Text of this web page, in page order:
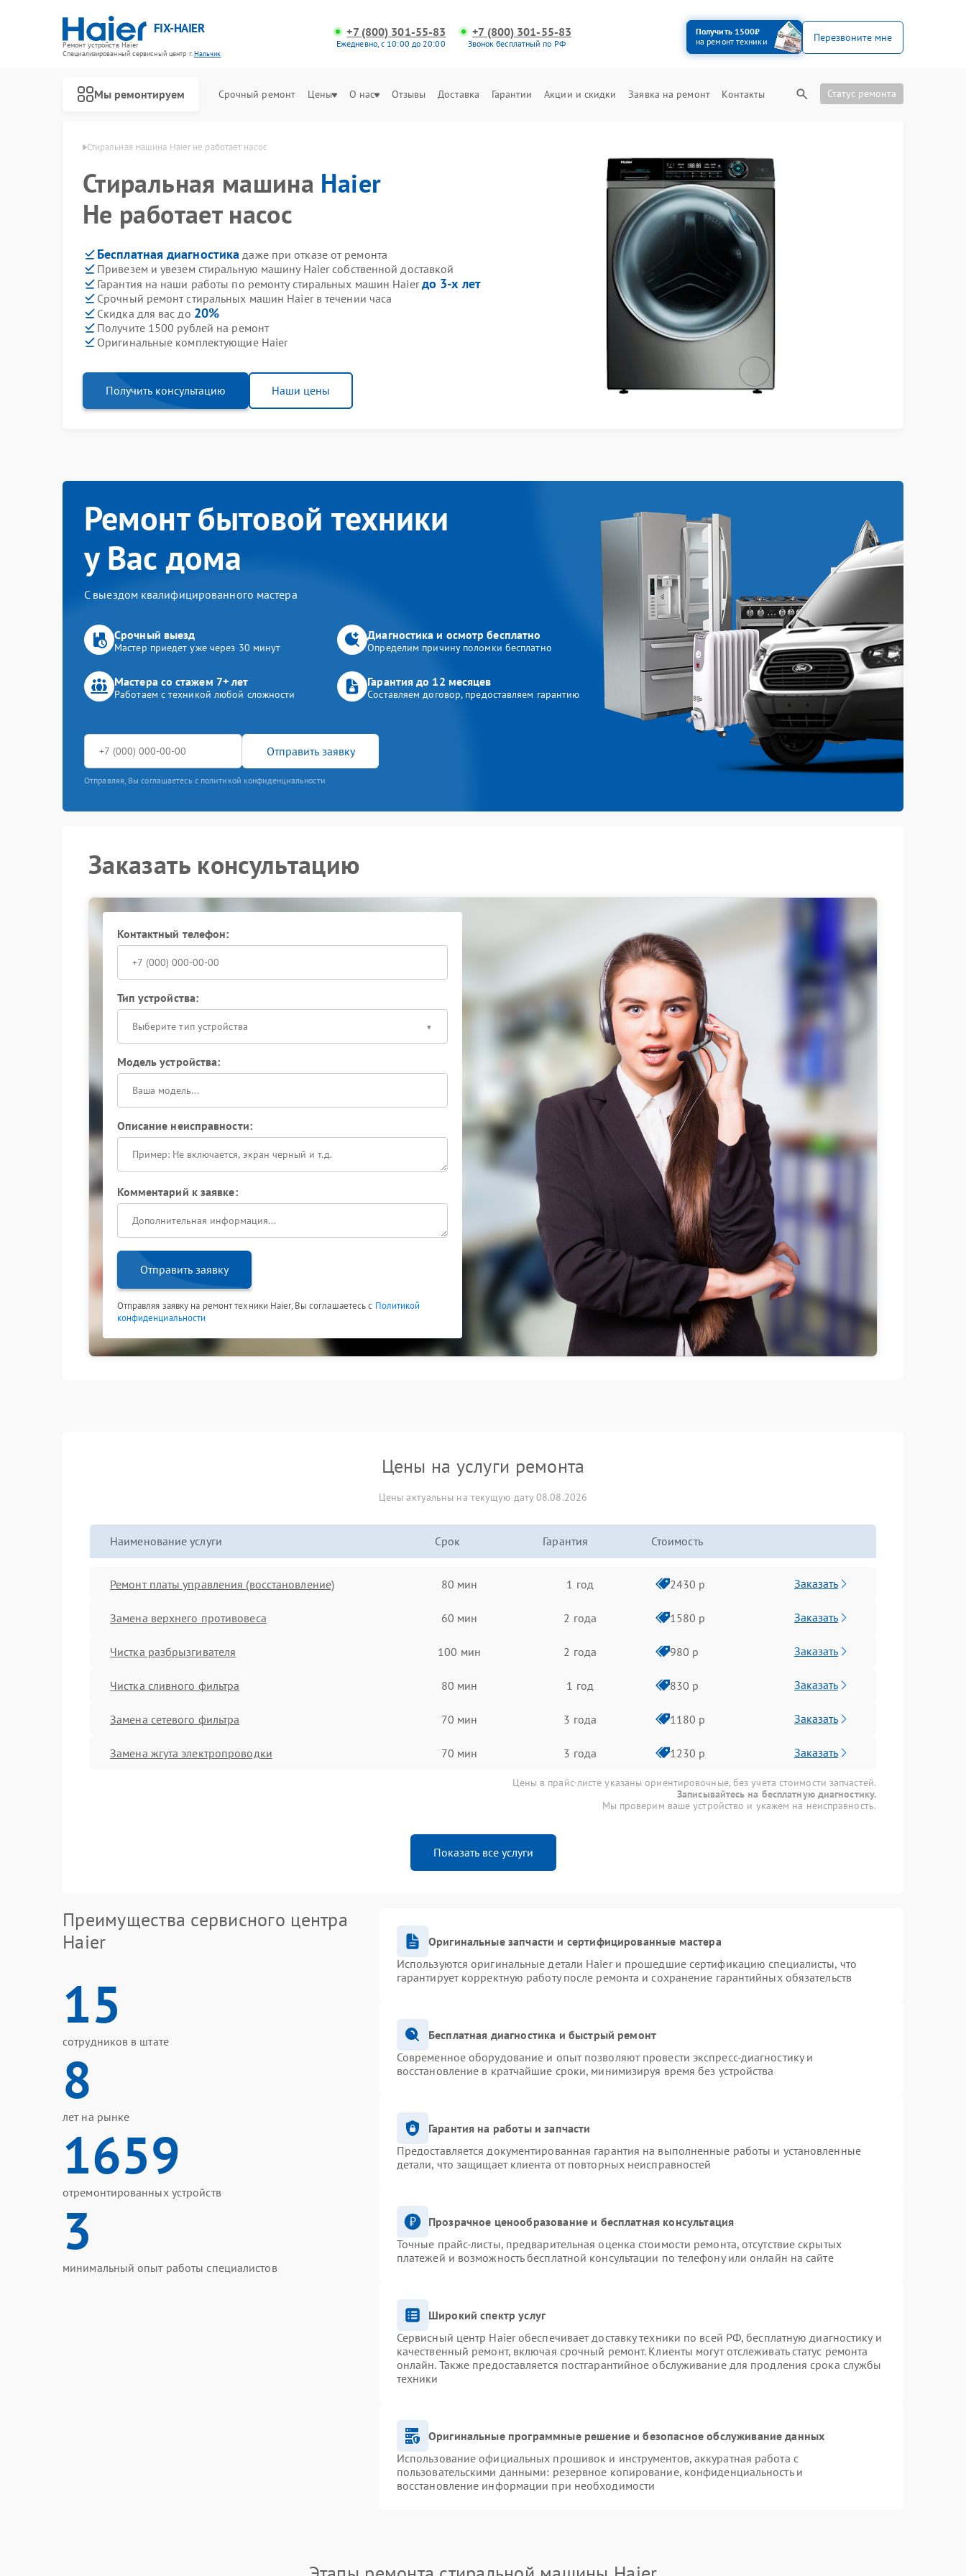
FIX-HAIER
Ремонт устройств Haier
Специализированный cервисный центр г.Нальчик
+7 (800) 301-55-83
Ежедневно, с 10:00 до 20:00
+7 (800) 301-55-83
Звонок бесплатный по РФ
Получить 1500₽
на ремонт техники
Перезвоните мне
Мы ремонтируем Срочный ремонт Цены О нас Отзывы Доставка Гарантии Акции и скидки Заявка на ремонт Контакты Статус ремонта
Стиральная машина Haier не работает насос
Стиральная машина Haier
Не работает насос
Бесплатная диагностика даже при отказе от ремонта
Привезем и увезем стиральную машину Haier собственной доставкой
Гарантия на наши работы по ремонту стиральных машин Haierдо 3-х лет
Срочный ремонт стиральных машин Haier в течении часа
Скидка для вас до 20%
Получите 1500 рублей на ремонт
Оригинальные комплектующие Haier
Получить консультацию Наши цены
Ремонт бытовой техники
у Вас дома
С выездом квалифицированного мастера
Срочный выезд
Мастер приедет уже через 30 минут
Диагностика и осмотр бесплатно
Определим причину поломки бесплатно
Мастера со стажем 7+ лет
Работаем с техникой любой сложности
Гарантия до 12 месяцев
Составляем договор, предоставляем гарантию
Отправить заявку
Отправляя, Вы соглашаетесь с политикой конфиденциальности
Заказать консультацию
Контактный телефон:
Тип устройства:
Выберите тип устройства
Модель устройства:
Описание неисправности:
Комментарий к заявке:
Отправить заявку
Отправляя заявку на ремонт техники Haier, Вы соглашаетесь с Политикой
конфиденциальности
Цены на услуги ремонта
Цены актуальны на текущую дату 08.08.2026
Наименование услуги Срок Гарантия Стоимость
Ремонт платы управления (восстановление) 80 мин 1 год 2430 р Заказать
Замена верхнего противовеса 60 мин 2 года 1580 р Заказать
Чистка разбрызгивателя 100 мин 2 года 980 р Заказать
Чистка сливного фильтра 80 мин 1 год 830 р Заказать
Замена сетевого фильтра 70 мин 3 года 1180 р Заказать
Замена жгута электропроводки 70 мин 3 года 1230 р Заказать
Цены в прайс-листе указаны ориентировочные, без учета стоимости запчастей.
Записывайтесь на бесплатную диагностику.
Мы проверим ваше устройство и укажем на неисправность.
Показать все услуги
Преимущества сервисного центра
Haier
15
сотрудников в штате
8
лет на рынке
1659
отремонтированных устройств
3
минимальный опыт работы специалистов
Оригинальные запчасти и сертифицированные мастера
Используются оригинальные детали Haier и прошедшие сертификацию специалисты, что
гарантирует корректную работу после ремонта и сохранение гарантийных обязательств
Бесплатная диагностика и быстрый ремонт
Современное оборудование и опыт позволяют провести экспресс-диагностику и
восстановление в кратчайшие сроки, минимизируя время без устройства
Гарантия на работы и запчасти
Предоставляется документированная гарантия на выполненные работы и установленные
детали, что защищает клиента от повторных неисправностей
Прозрачное ценообразование и бесплатная консультация
Точные прайс-листы, предварительная оценка стоимости ремонта, отсутствие скрытых
платежей и возможность бесплатной консультации по телефону или онлайн на сайте
Широкий спектр услуг
Сервисный центр Haier обеспечивает доставку техники по всей РФ, бесплатную диагностику и
качественный ремонт, включая срочный ремонт. Клиенты могут отслеживать статус ремонта
онлайн. Также предоставляется постгарантийное обслуживание для продления срока службы
техники
Оригинальные программные решение и безопасное обслуживание данных
Использование официальных прошивок и инструментов, аккуратная работа с
пользовательскими данными: резервное копирование, конфиденциальность и
восстановление информации при необходимости